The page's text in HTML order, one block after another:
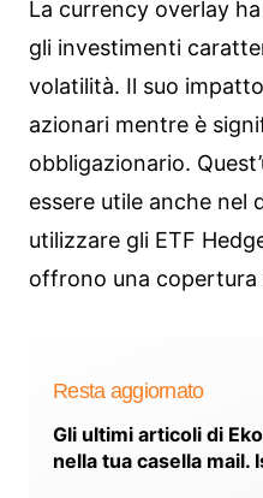
La currency overlay
gli investimenti
volatilità. Il suo
azionari mentre è
obbligazionario.
essere utile anche nel
utilizzare gli ETF
offrono una copertura
Resta aggiornato
Gli ultimi articoli di
nella tua casella mail.